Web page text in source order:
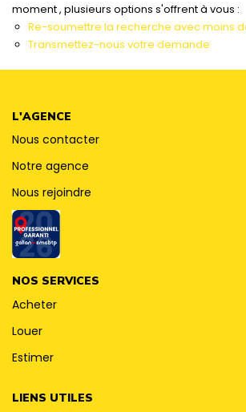
PARTENAIRE
moment , plusieurs options s'offrent à vous :
Re-soumettre la recherche avec moins
Transmettez-nous votre demande
L'AGENCE
Nous contacter
Notre agence
Nous rejoindre
NOS SERVICES
Acheter
Louer
Estimer
LIENS UTILES